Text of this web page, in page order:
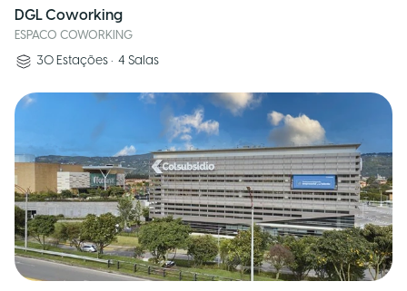
DGL Coworking
ESPACO COWORKING
30 Estações • 4 Salas